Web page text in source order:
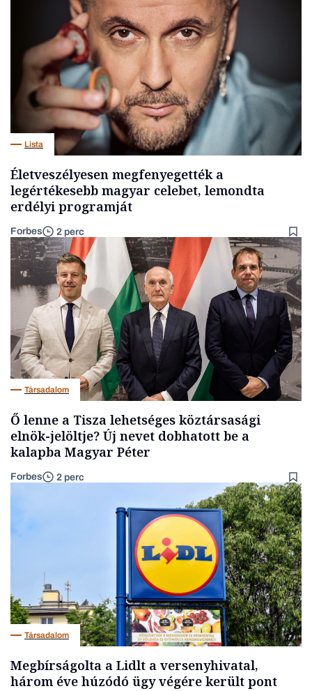
Lista
Életveszélyesen megfenyegették a
legértékesebb magyar celebet, lemondta
erdélyi programját
Forbes 2 perc
Társadalom
Ő lenne a Tisza lehetséges köztársasági
elnök-jelöltje? Új nevet dobhatott be a
kalapba Magyar Péter
Forbes 2 perc
Társadalom
Megbírságolta a Lidlt a versenyhivatal,
három éve húzódó ügy végére került pont